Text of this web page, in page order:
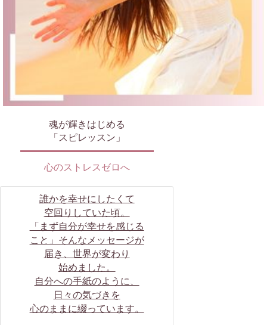
魂が輝きはじめる
「スピレッスン」
心のストレスゼロへ
誰かを幸せにしたくて
空回りしていた頃。
「まず自分が幸せを感じる
こと」そんなメッセージが
届き、世界が変わり
始めました。
自分への手紙のように、
日々の気づきを
心のままに綴っています。